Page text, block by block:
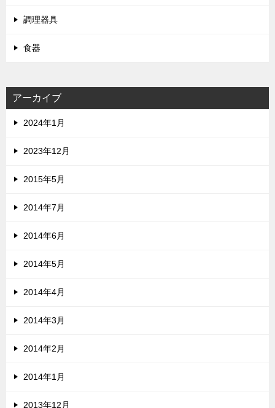
調理器具
食器
アーカイブ
2024年1月
2023年12月
2015年5月
2014年7月
2014年6月
2014年5月
2014年4月
2014年3月
2014年2月
2014年1月
2013年12月